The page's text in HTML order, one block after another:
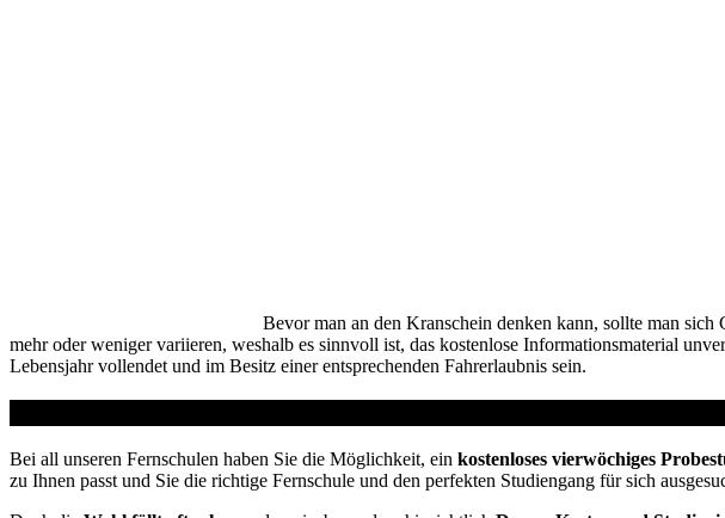
Bevor man an den Kranschein denken kann, sollte man
mehr oder weniger variieren, weshalb es sinnvoll ist, das kostenlose Informationsmaterial
Lebensjahr vollendet und im Besitz einer entsprechenden Fahrerlaubnis sein.
Bei all unseren Fernschulen haben Sie die Möglichkeit, ein kostenloses vierwöchiges
zu Ihnen passt und Sie die richtige Fernschule und den perfekten Studiengang für sich